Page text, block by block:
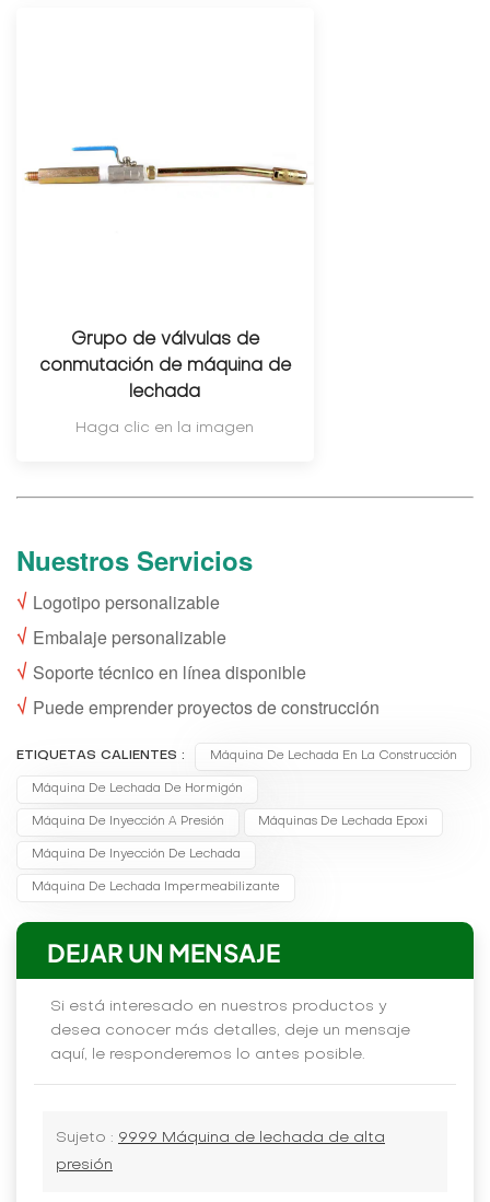
Grupo de válvulas de
conmutación de máquina de
lechada
Haga clic en la imagen
Nuestros Servicios
√ Logotipo personalizable
√ Embalaje personalizable
√ Soporte técnico en línea disponible
√ Puede emprender proyectos de construcción
ETIQUETAS CALIENTES : Máquina De Lechada En La Construcción
Máquina De Lechada De Hormigón
Máquina De Inyección A Presión Máquinas De Lechada Epoxi
Máquina De Inyección De Lechada
Máquina De Lechada Impermeabilizante
DEJAR UN MENSAJE
Si está interesado en nuestros productos y
desea conocer más detalles, deje un mensaje
aquí, le responderemos lo antes posible.
Sujeto : 9999 Máquina de lechada de alta
presión